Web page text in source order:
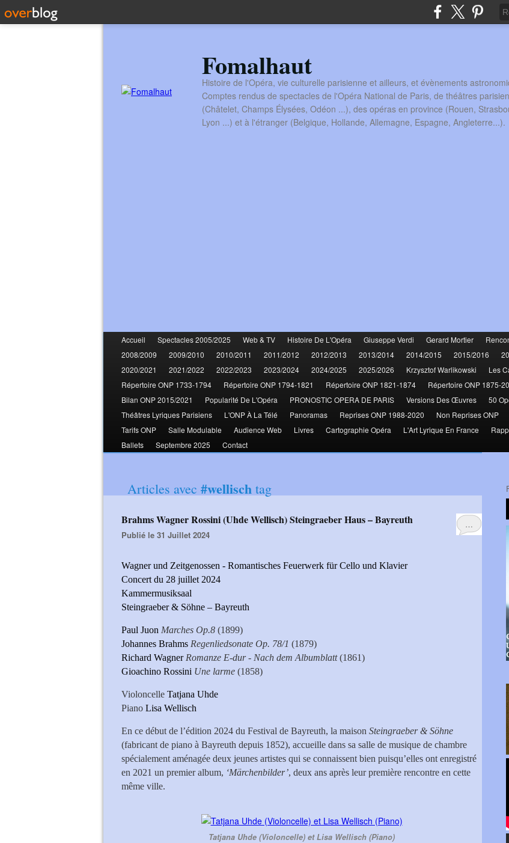
Fomalhaut
Histoire de l'Opéra, vie culturelle parisienne et ailleurs, et évènements
Comptes rendus de spectacles de l'Opéra National de Paris, de théâtres
(Châtelet, Champs Élysées, Odéon ...), des opéras en province (Rouen,
Lyon ...) et à l'étranger (Belgique, Hollande, Allemagne, Espagne, Angleterre...).
Accueil Spectacles 2005/2025 Web & TV Histoire De L'Opéra Giuseppe Verdi Gerard Mortier
2008/2009
2009/2010 2010/2011 2011/2012 2012/2013 2013/2014 2014/2015 2015/2016
2020/2021
2021/2022 2022/2023 2023/2024 2024/2025 2025/2026 Krzysztof Warlikowski Les
Répertoire ONP 1733-1794
Répertoire ONP 1794-1821 Répertoire ONP 1821-1874 Répertoire ONP 1875-
Bilan ONP 2015/2021
Popularité De L'Opéra PRONOSTIC OPERA DE PARIS Versions Des Œuvres 50
Théâtres Lyriques Parisiens
L'ONP À La Télé Panoramas Reprises ONP 1988-2020 Non Reprises ONP
Tarifs ONP
Salle Modulable Audience Web Livres Cartographie Opéra L'Art Lyrique En France
Ballets
Septembre 2025 Contact
Articles avec #wellisch tag
…
Brahms Wagner Rossini (Uhde Wellisch) Steingraeber Haus – Bayreuth
Publié le 31 Juillet 2024
Wagner und Zeitgenossen - Romantisches Feuerwerk für Cello und Klavier
Concert du 28 juillet 2024
Kammermusiksaal
Steingraeber & Söhne – Bayreuth
Paul Juon Marches Op.8 (1899)
Johannes Brahms Regenliedsonate Op. 78/1 (1879)
Richard Wagner Romanze E-dur - Nach dem Albumblatt(1861)
Gioachino Rossini Une larme (1858)
Violoncelle Tatjana Uhde
Piano Lisa Wellisch
En ce début de l’édition 2024 du Festival de Bayreuth, la maison Steingraeber & Söhne
(fabricant de piano à Bayreuth depuis 1852), accueille dans sa salle de musique de chambre
spécialement aménagée deux jeunes artistes qui se connaissent bien puisqu’elles ont enregistré
en 2021 un premier album, ‘Märchenbilder’, deux ans après leur première rencontre en cette
même ville.
Tatjana Uhde (Violoncelle) et Lisa Wellisch (Piano)